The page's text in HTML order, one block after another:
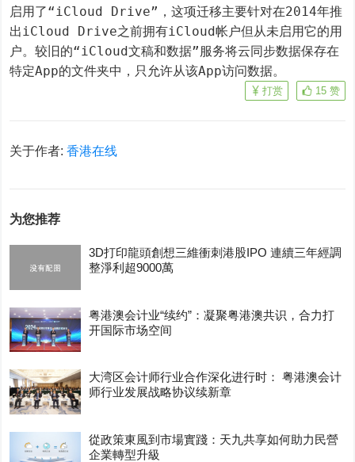
启用了“iCloud Drive”，这项迁移主要针对在2014年推
出iCloud Drive之前拥有iCloud帐户但从未启用它的用
户。较旧的“iCloud文稿和数据”服务将云同步数据保存在
特定App的文件夹中，只允许从该App访问数据。
15 赞
打赏
关于作者:香港在线
为您推荐
3D打印龍頭創想三維衝刺港股IPO 連續三年經調
整淨利超9000萬
粤港澳会计业“续约”：凝聚粤港澳共识，合力打
开国际市场空间
大湾区会计师行业合作深化进行时： 粤港澳会计
师行业发展战略协议续新章
從政策東風到市場實踐：天九共享如何助力民營
企業轉型升級